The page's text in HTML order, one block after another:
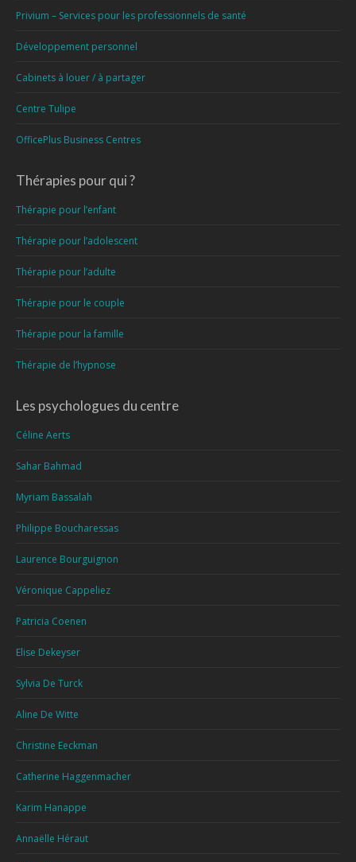
Privium – Services pour les professionnels de santé
Développement personnel
Cabinets à louer / à partager
Centre Tulipe
OfficePlus Business Centres
Thérapies pour qui ?
Thérapie pour l’enfant
Thérapie pour l’adolescent
Thérapie pour l’adulte
Thérapie pour le couple
Thérapie pour la famille
Thérapie de l’hypnose
Les psychologues du centre
Céline Aerts
Sahar Bahmad
Myriam Bassalah
Philippe Boucharessas
Laurence Bourguignon
Véronique Cappeliez
Patricia Coenen
Elise Dekeyser
Sylvia De Turck
Aline De Witte
Christine Eeckman
Catherine Haggenmacher
Karim Hanappe
Annaëlle Héraut